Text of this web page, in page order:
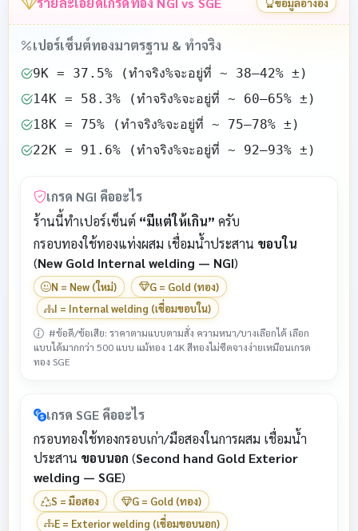
เปอร์เซ็นต์ทองมาตรฐาน & ทำจริง
9K = 37.5% (ทำจริง%จะอยู่ที่ ~ 38–42% ±)
14K = 58.3% (ทำจริง%จะอยู่ที่ ~ 60–65% ±)
18K = 75% (ทำจริง%จะอยู่ที่ ~ 75–78% ±)
22K = 91.6% (ทำจริง%จะอยู่ที่ ~ 92–93% ±)
เกรด NGI คืออะไร
ร้านนี้ทำเปอร์เซ็นต์ “มีแต่ให้เกิน” ครับ
กรอบทองใช้ทองแท่งผสม เชื่อมน้ำประสาน ขอบใน
(New Gold Internal welding — NGI)
N = New (ใหม่)
G = Gold (ทอง)
I = Internal welding (เชื่อมขอบใน)
#ข้อดี/ข้อเสีย: ราคาตามแบบตามสั่ง ความหนา/บางเลือกได้ เลือก
แบบได้มากกว่า 500 แบบ แม้ทอง 14K สีทองไม่ซีดจางง่ายเหมือนเกรด
ทอง SGE
เกรด SGE คืออะไร
กรอบทองใช้ทองกรอบเก่า/มือสองในการผสม เชื่อมน้ำ
ประสาน ขอบนอก (Second hand Gold Exterior
welding — SGE)
S = มือสอง
G = Gold (ทอง)
E = Exterior welding (เชื่อมขอบนอก)